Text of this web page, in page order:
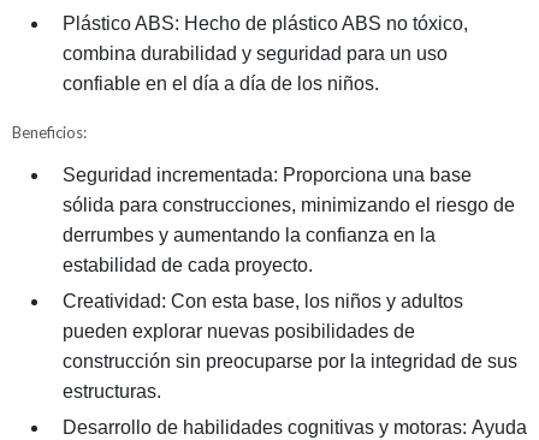
Plástico ABS: Hecho de plástico ABS no tóxico,
combina durabilidad y seguridad para un uso
confiable en el día a día de los niños.
Beneficios:
Seguridad incrementada: Proporciona una base
sólida para construcciones, minimizando el riesgo de
derrumbes y aumentando la confianza en la
estabilidad de cada proyecto.
Creatividad: Con esta base, los niños y adultos
pueden explorar nuevas posibilidades de
construcción sin preocuparse por la integridad de sus
estructuras.
Desarrollo de habilidades cognitivas y motoras: Ayuda